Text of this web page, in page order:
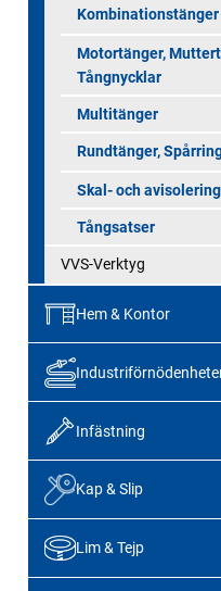
Kombinationstänger
Motortänger,
Tångnycklar
Multitänger
Rundtänger,
Skal- och
Tångsatser
VVS-Verktyg
Hem & Kontor
Infästning
Kap & Slip
Lim & Tejp